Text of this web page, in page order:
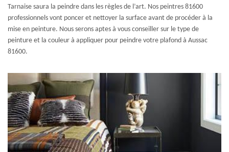
Tarnaise saura la peindre dans les règles de l’art. Nos peintres 81600
professionnels vont poncer et nettoyer la surface avant de procéder à la
mise en peinture. Nous serons aptes à vous conseiller sur le type de
peinture et la couleur à appliquer pour peindre votre plafond à Aussac
81600.